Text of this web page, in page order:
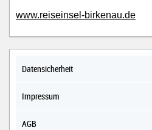
www.reiseinsel-birkenau.de
Datensicherheit
Impressum
AGB